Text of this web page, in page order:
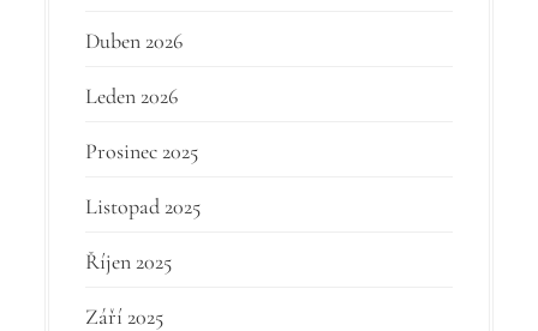
Duben 2026
Leden 2026
Prosinec 2025
Listopad 2025
Říjen 2025
Září 2025